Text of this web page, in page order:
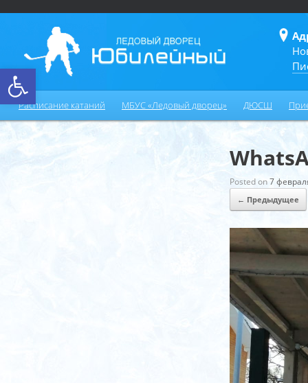
Открыть панель инструментов
Расписание катаний МБУС «Ледовый дворец» ДЮСШ
Posted on7
← Предыдущее